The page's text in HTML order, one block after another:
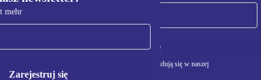
mehr
Zarejestruj się
Zarejestruj się
Informacje na temat używania danych osobowych znajdują się w naszej
Polityce prywatności